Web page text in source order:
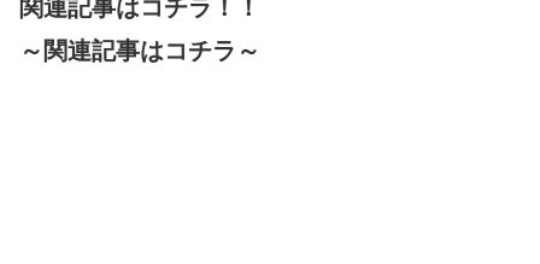
関連記事はコチラ！！
～関連記事はコチラ～